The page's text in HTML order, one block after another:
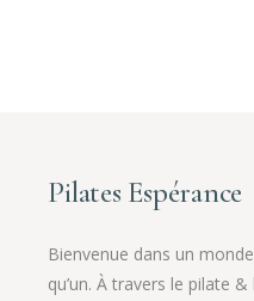
Pilates Espérance
Bienvenue dans un
qu’un. À travers le pilate